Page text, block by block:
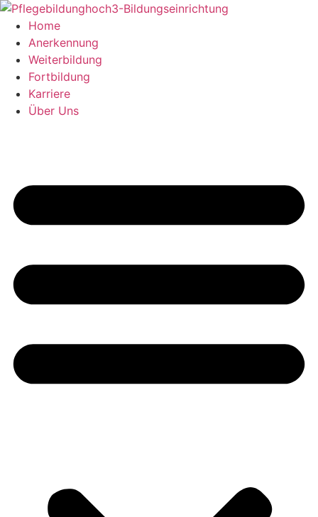
springen
Home
Anerkennung
Weiterbildung
Fortbildung
Karriere
Über Uns